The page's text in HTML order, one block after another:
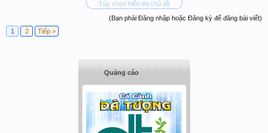
Tùy chọn hiển thị chủ đề
(Bạn phải Đăng nhập hoặc Đăng ký để đăng bài viết)
1
2 Tiếp >
Quảng cáo